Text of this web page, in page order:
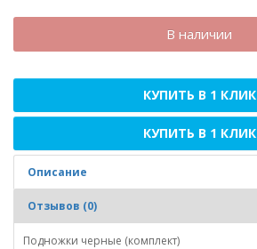
В наличии
КУПИТЬ В 1 КЛИК
КУПИТЬ В 1 КЛИК
Описание
Отзывов (0)
Подножки черные (комплект)